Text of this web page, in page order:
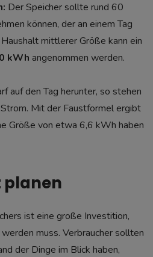
Der Speicher sollte rund 60
können, der an einem Tag
mittlerer Größe kann ein
kWh angenommen werden.
auf den Tag herunter, so stehen
Mit der Faustformel ergibt
Größe von etwa 6,6 kWh haben
planen
ist eine große Investition,
muss. Verbraucher sollten
der Dinge im Blick haben,